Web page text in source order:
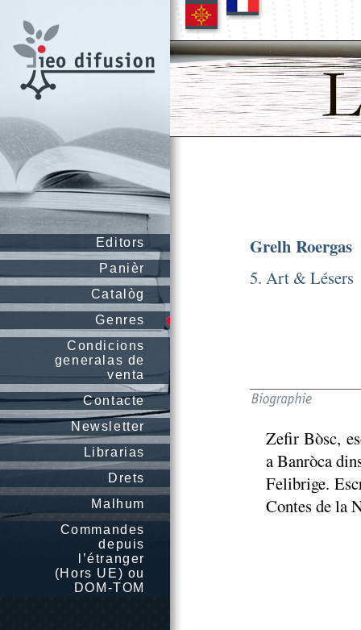
Editors
Panièr
Catalòg
Genres
Condicions
generalas de
venta
Contacte
Newsletter
Librarias
Drets
Malhum
Commandes
depuis
l’étranger
(Hors UE) ou
DOM-TOM
Grelh Roergas
5. Art & Lésers
Zefir Bòsc,
a Banròca
Felibrige.
Contes de la